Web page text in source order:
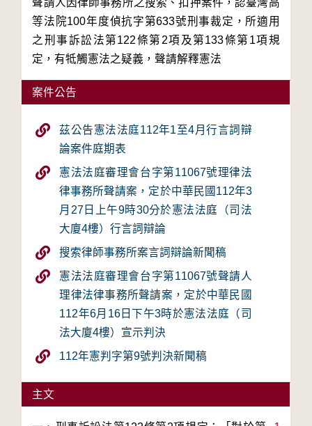
聲請人因律師事務所之搜索、扣押案件，認臺灣高
等法院100年度偵抗字第633號刑事裁定，所適用
之刑事訴訟法第122條第2項及第133條第1項規
定，有牴觸憲法之疑義，聲請解釋憲法
案件公告
茲公告憲法法庭112年1至4月行言詞辯
論案件庭期表
憲法法庭審理會台字第11067號理律法
律事務所聲請案，定於中華民國112年3
月27日上午9時30分於憲法法庭（司法
大廈4樓）行言詞辯論
搜索律師事務所案言詞辯論新聞稿
憲法法庭審理會台字第11067號聲請人
理律法律事務所聲請案，定於中華民國
112年6月16日下午3時於憲法法庭（司
法大廈4樓）宣示判決
112年憲判字第9號判決新聞稿
主文